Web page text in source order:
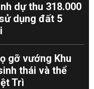
dự thu 318.000
dụng đất 5
gỡ vướng Khu
thái và thể
Trì